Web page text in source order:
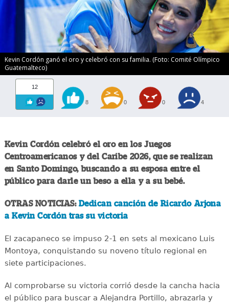
Kevin Cordón ganó el oro y celebró con su familia. (Foto: Comité Olímpico
Guatemalteco)
12
8 0 0 4
Kevin Cordón celebró el oro en los Juegos
Centroamericanos y del Caribe 2026, que se realizan
en Santo Domingo, buscando a su esposa entre el
público para darle un beso a ella y a su bebé.
OTRAS NOTICIAS: Dedican canción de Ricardo Arjona
a Kevin Cordón tras su victoria
El zacapaneco se impuso 2-1 en sets al mexicano Luis
Montoya, conquistando su noveno título regional en
siete participaciones.
Al comprobarse su victoria corrió desde la cancha hacia
el público para buscar a Alejandra Portillo, abrazarla y